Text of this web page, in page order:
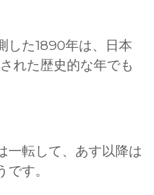
した1890年は、日本
れた歴史的な年でも
一転して、あす以降は
す。